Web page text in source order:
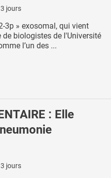
jours
3p » exosomal, qui vient
de biologistes de l'Université
l’un des ...
: Elle
jours